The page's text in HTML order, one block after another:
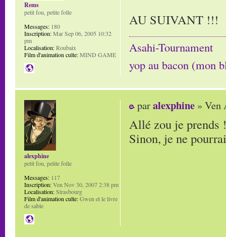
AU SUIVANT !!!
Asahi-Tournament
yop au bacon (mon
Rems
petit fou, petite folle
Messages: 180
Inscription:Mar Sep 06, 2005 10:32
pm
Localisation:Roubaix
Film d'animation culte:MIND GAME
paralexphine » Ven
Allé zou je prends
Sinon, je ne
alexphine
petit fou, petite folle
Messages: 117
Inscription:Ven Nov 30, 2007 2:38 pm
Localisation:Strasbourg
Film d'animation culte:Gwen et le livre
de sable